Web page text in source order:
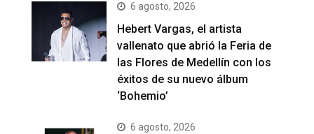
6 agosto, 2026
Hebert Vargas, el artista
vallenato que abrió la Feria de
las Flores de Medellín con los
éxitos de su nuevo álbum
‘Bohemio’
6 agosto, 2026